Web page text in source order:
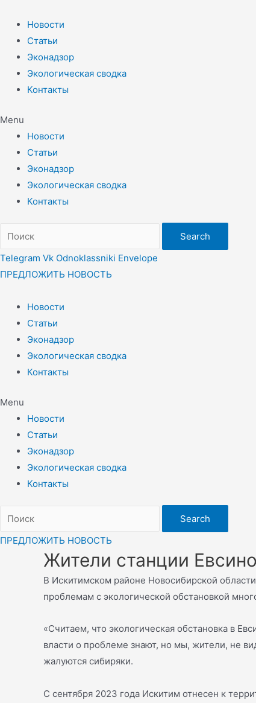
содержимому
Новости
Статьи
Эконадзор
Экологическая сводка
Контакты
Menu
Новости
Статьи
Эконадзор
Экологическая сводка
Контакты
Search
Telegram Vk Odnoklassniki Envelope
ПРЕДЛОЖИТЬ НОВОСТЬ
Новости
Статьи
Эконадзор
Экологическая сводка
Контакты
Menu
Новости
Статьи
Эконадзор
Экологическая сводка
Контакты
Search
ПРЕДЛОЖИТЬ НОВОСТЬ
Жители станции
В Искитимском районе Новосибирской
проблемам с экологической обстановкой
«Считаем, что экологическая обстановка в
власти о проблеме знают, но мы, жители, не
жалуются сибиряки.
С сентября 2023 года Искитим отнесен к